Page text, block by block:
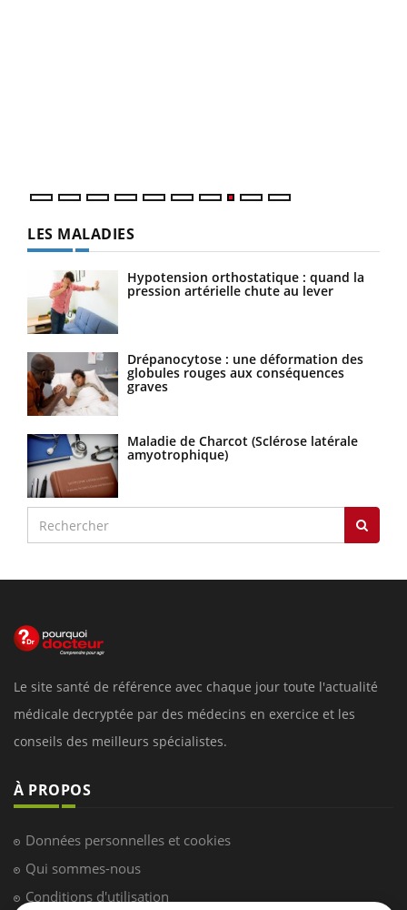
LES MALADIES
Hypotension orthostatique : quand la
pression artérielle chute au lever
Drépanocytose : une déformation des
globules rouges aux conséquences
graves
Maladie de Charcot (Sclérose latérale
amyotrophique)
Le site santé de référence avec chaque jour toute l'actualité
médicale decryptée par des médecins en exercice et les
conseils des meilleurs spécialistes.
À PROPOS
Données personnelles et cookies
Qui sommes-nous
Conditions d'utilisation